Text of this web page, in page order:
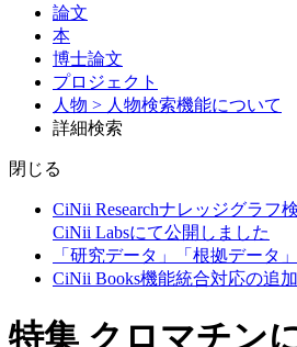
論文
本
博士論文
プロジェクト
人物 > 人物検索機能について
詳細検索
閉じる
CiNii Researchナレッジグラフ
CiNii Labsにて公開しました
「研究データ」「根拠データ
CiNii Books機能統合対応の追
特集 クロマチン